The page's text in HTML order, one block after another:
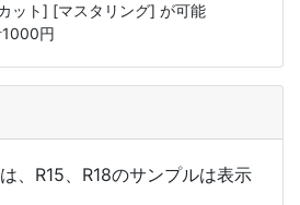
ット] [マスタリング] が可能
1000円
、R15、R18のサンプルは表示